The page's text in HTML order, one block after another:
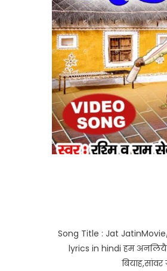
Song Title : Jat
lyrics in hindi हम